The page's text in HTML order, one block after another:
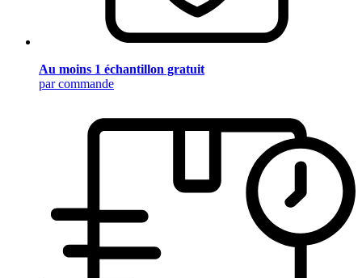
Au moins 1 échantillon gratuit
par commande